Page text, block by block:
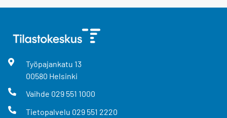
Työpajankatu 13
00580 Helsinki
Vaihde 029 551 1000
Tietopalvelu 029 551 2220